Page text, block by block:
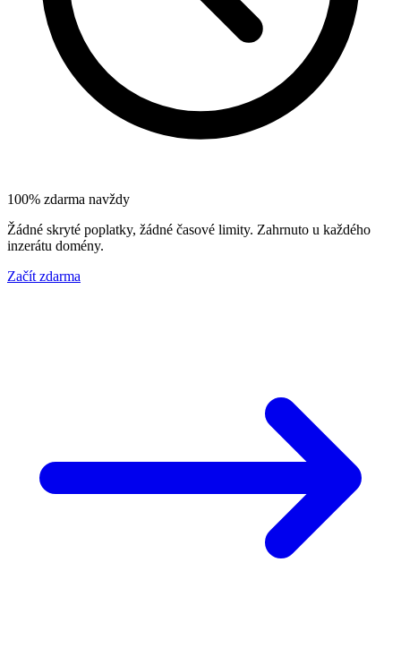
100% zdarma navždy
Žádné skryté poplatky, žádné časové limity. Zahrnuto u každého
inzerátu domény.
Začít zdarma